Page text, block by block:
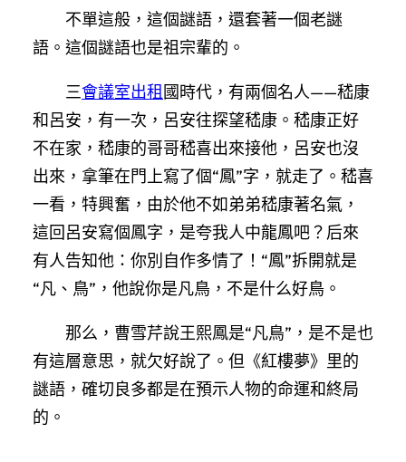
不單這般，這個謎語，還套著一個老謎
語。這個謎語也是祖宗輩的。
三會議室出租國時代，有兩個名人——嵇康
和呂安，有一次，呂安往探望嵇康。嵇康正好
不在家，嵇康的哥哥嵇喜出來接他，呂安也沒
出來，拿筆在門上寫了個“鳳”字，就走了。嵇喜
一看，特興奮，由於他不如弟弟嵇康著名氣，
這回呂安寫個鳳字，是夸我人中龍鳳吧？后來
有人告知他：你別自作多情了！“鳳”拆開就是
“凡、鳥”，他說你是凡鳥，不是什么好鳥。
那么，曹雪芹說王熙鳳是“凡鳥”，是不是也
有這層意思，就欠好說了。但《紅樓夢》里的
謎語，確切良多都是在預示人物的命運和終局
的。